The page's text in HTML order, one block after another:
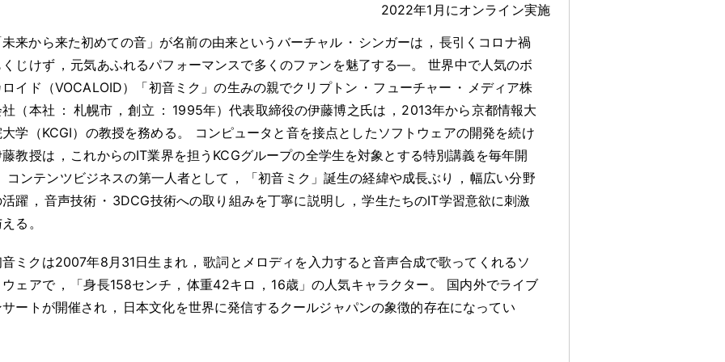
2022年1月にオンライン実施
来から来た初めての音」が名前の由来というバーチャル ・ シンガーは ， 長引くコロナ禍
じけず ， 元気あふれるパフォーマンスで多くのファンを魅了する―。
世界中で人気のボ
イド（VOCALOID）「初音ミク」の生みの親でクリプトン ・ フューチャー ・ メディア株
（本社 ： 札幌市 ， 創立 ： 1995年）代表取締役の伊藤博之氏は ， 2013年から京都情報大
学（KCGI）の教授を務める。
コンピュータと音を接点としたソフトウェアの開発を続け
教授は ， これからのIT業界を担うKCGグループの全学生を対象とする特別講義を毎年開
コンテンツビジネスの第一人者として ， 「初音ミク」誕生の経緯や成長ぶり ， 幅広い分野
躍 ， 音声技術 ・ 3DCG技術への取り組みを丁寧に説明し ， 学生たちのIT学習意欲に刺激
る 。
音ミクは2007年8月31日生まれ ， 歌詞とメロディを入力すると音声合成で歌ってくれるソ
ェアで ， 「身長158センチ ， 体重42キロ ， 16歳」の人気キャラクター。
国内外でライブ
ートが開催され ， 日本文化を世界に発信するクールジャパンの象徴的存在になってい